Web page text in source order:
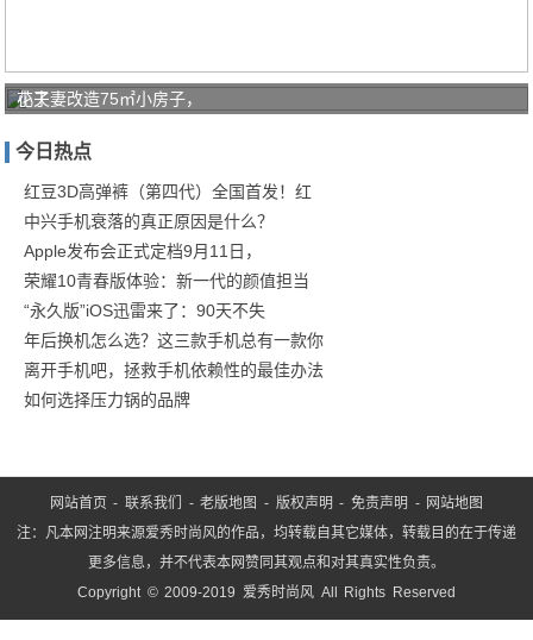
花了
万装
修完
后，
很多
小夫妻改造75㎡小房子，
今日热点
红豆3D高弹裤（第四代）全国首发！红
中兴手机衰落的真正原因是什么？
Apple发布会正式定档9月11日，
荣耀10青春版体验：新一代的颜值担当
“永久版”iOS迅雷来了：90天不失
年后换机怎么选？这三款手机总有一款你
离开手机吧，拯救手机依赖性的最佳办法
如何选择压力锅的品牌
网站首页 - 联系我们 -老版地图 - 版权声明 -免责声明 - 网站地图
注：凡本网注明来源爱秀时尚风的作品，均转载自其它媒体，转载目的在于传递
更多信息，并不代表本网赞同其观点和对其真实性负责。
Copyright © 2009-2019 爱秀时尚风 All Rights Reserved